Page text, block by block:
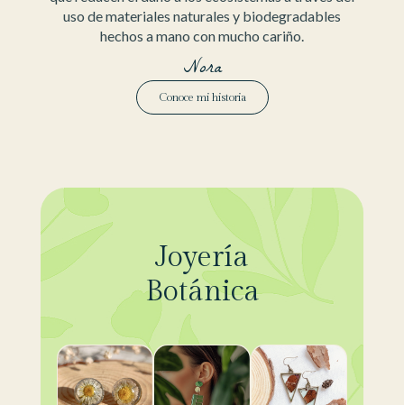
uso de materiales naturales y biodegradables
hechos a mano con mucho cariño.
Nora
Conoce mi historia
Joyería
Botánica